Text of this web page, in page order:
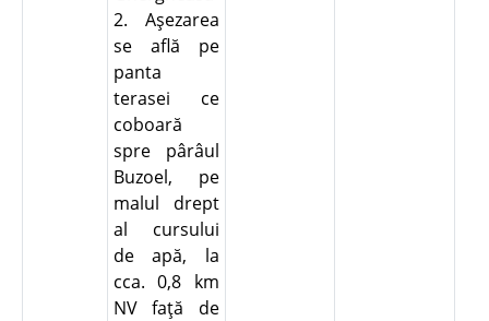
2. Aşezarea
se află pe
panta
terasei ce
coboară
spre pârâul
Buzoel, pe
malul drept
al cursului
de apă, la
cca. 0,8 km
NV faţă de